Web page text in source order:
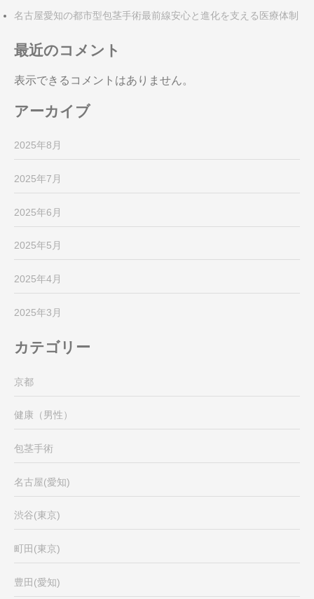
名古屋愛知の都市型包茎手術最前線安心と進化を支える医療体制
最近のコメント
表示できるコメントはありません。
アーカイブ
2025年8月
2025年7月
2025年6月
2025年5月
2025年4月
2025年3月
カテゴリー
京都
健康（男性）
包茎手術
名古屋(愛知)
渋谷(東京)
町田(東京)
豊田(愛知)